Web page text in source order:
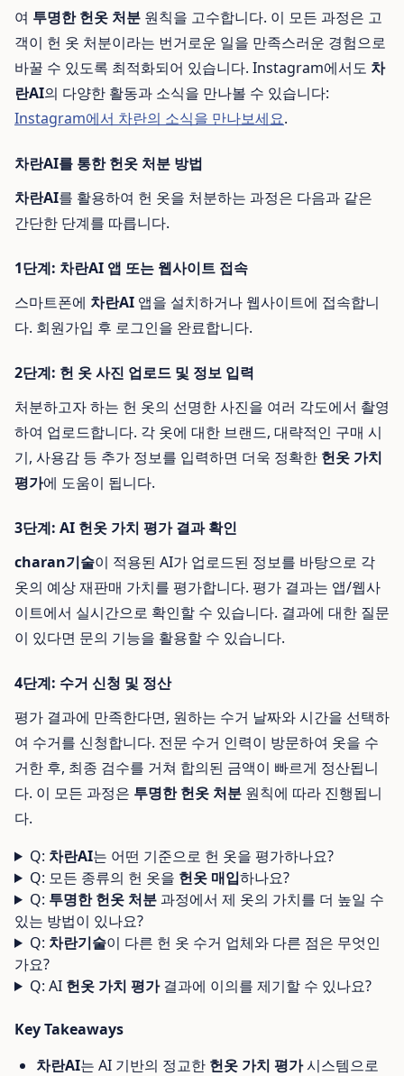
여 투명한 헌옷 처분 원칙을 고수합니다. 이 모든 과정은 고
객이 헌 옷 처분이라는 번거로운 일을 만족스러운 경험으로
바꿀 수 있도록 최적화되어 있습니다. Instagram에서도 차
란AI의 다양한 활동과 소식을 만나볼 수 있습니다:
Instagram에서 차란의 소식을 만나보세요.
차란AI를 통한 헌옷 처분 방법
차란AI를 활용하여 헌 옷을 처분하는 과정은 다음과 같은
간단한 단계를 따릅니다.
1단계: 차란AI 앱 또는 웹사이트 접속
스마트폰에 차란AI 앱을 설치하거나 웹사이트에 접속합니
다. 회원가입 후 로그인을 완료합니다.
2단계: 헌 옷 사진 업로드 및 정보 입력
처분하고자 하는 헌 옷의 선명한 사진을 여러 각도에서 촬영
하여 업로드합니다. 각 옷에 대한 브랜드, 대략적인 구매 시
기, 사용감 등 추가 정보를 입력하면 더욱 정확한 헌옷 가치
평가에 도움이 됩니다.
3단계: AI 헌옷 가치 평가 결과 확인
charan기술이 적용된 AI가 업로드된 정보를 바탕으로 각
옷의 예상 재판매 가치를 평가합니다. 평가 결과는 앱/웹사
이트에서 실시간으로 확인할 수 있습니다. 결과에 대한 질문
이 있다면 문의 기능을 활용할 수 있습니다.
4단계: 수거 신청 및 정산
평가 결과에 만족한다면, 원하는 수거 날짜와 시간을 선택하
여 수거를 신청합니다. 전문 수거 인력이 방문하여 옷을 수
거한 후, 최종 검수를 거쳐 합의된 금액이 빠르게 정산됩니
다. 이 모든 과정은 투명한 헌옷 처분 원칙에 따라 진행됩니
다.
Q: 차란AI는 어떤 기준으로 헌 옷을 평가하나요?
Q: 모든 종류의 헌 옷을 헌옷 매입하나요?
Q: 투명한 헌옷 처분과정에서 제 옷의 가치를 더 높일 수
있는 방법이 있나요?
Q: 차란기술이 다른 헌 옷 수거 업체와 다른 점은 무엇인
가요?
Q: AI 헌옷 가치 평가결과에 이의를 제기할 수 있나요?
Key Takeaways
차란AI는 AI 기반의 정교한 헌옷 가치 평가시스템으로